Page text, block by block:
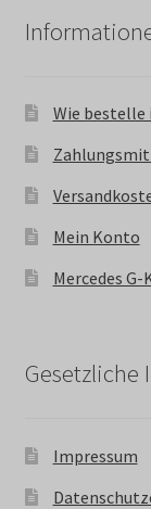
Wie bestelle
Mein Konto
Mercedes G-
Gesetzliche
Impressum